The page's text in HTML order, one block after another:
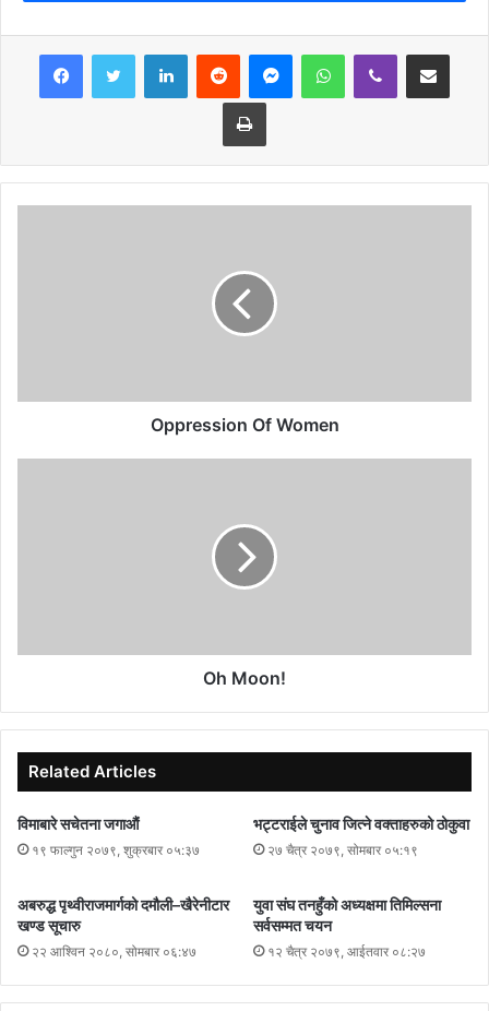
Print
Oppression Of Women
Oh Moon!
Related Articles
विमाबारे सचेतना जगाऔं
१९ फाल्गुन २०७९, शुक्रबार ०५:३७
भट्टराईले चुनाव जित्ने वक्ताहरुको ठोकुवा
२७ चैत्र २०७९, सोमबार ०५:१९
अबरुद्ध पृथ्वीराजमार्गको दमौली–खैरेनीटार
खण्ड सूचारु
२२ आश्विन २०८०, सोमबार ०६:४७
युवा संघ तनहुँको अध्यक्षमा तिमिल्सना
सर्वसम्मत चयन
१२ चैत्र २०७९, आईतवार ०८:२७